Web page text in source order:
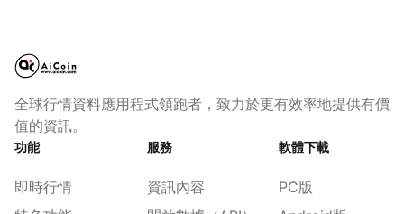
全球行情資料應用程式領跑者，致力於更有效率地提供有價
值的資訊。
功能
即時行情
服務
資訊內容
軟體下載
PC版